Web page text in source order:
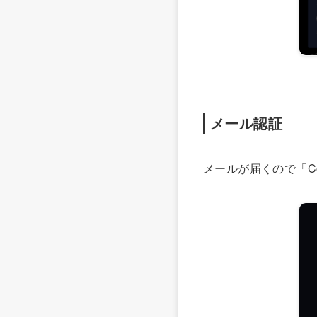
メール認証
メールが届くので「